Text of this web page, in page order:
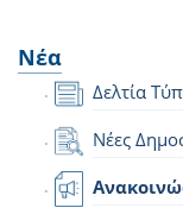
Νέα
Δελτία
Νέες